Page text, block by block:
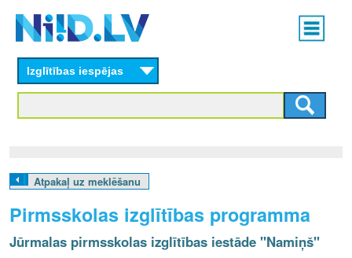
content
Main
menu
L
V
Izglītības iespējas
Atpakaļ uz meklēšanu
Pirmsskolas izglītības programma
Jūrmalas pirmsskolas izglītības iestāde "Namiņš"